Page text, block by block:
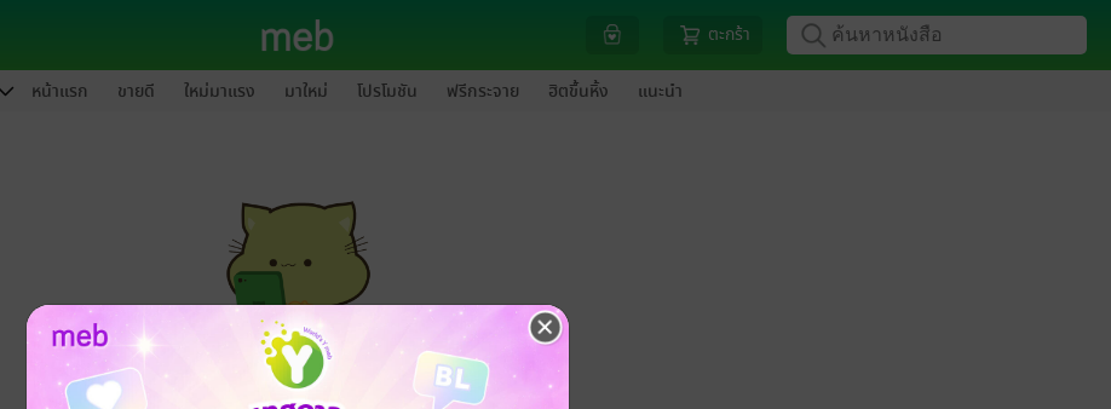
ตะกร้า
หน้าแรก ขายดี ใหม่มาแรง มาใหม่ โปรโมชัน ฟรีกระจาย ฮิตขึ้นหิ้ง แนะนำ
กรุณาเข้าสู่ระบบก่อนดำเนินรายการด้วยค่ะ